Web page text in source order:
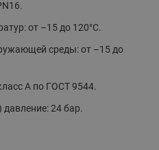
от –15 до 120°С.
среды: от –15 до
А по ГОСТ 9544.
24 бар.